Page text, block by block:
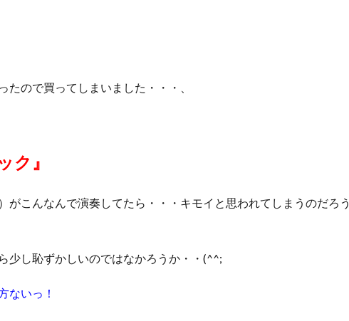
たので買ってしまいました・・・、
ク』
がこんなんで演奏してたら・・・キモイと思われてしまうのだろう
少し恥ずかしいのではなかろうか・・(^^;
ないっ！